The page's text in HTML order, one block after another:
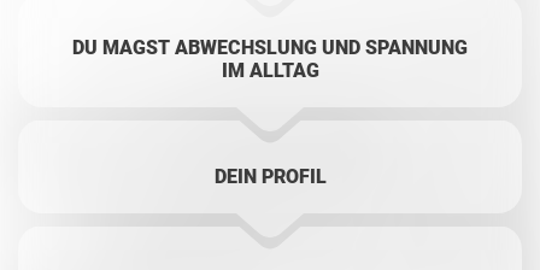
DU MAGST ABWECHSLUNG UND SPANNUNG
IM ALLTAG
DEIN PROFIL